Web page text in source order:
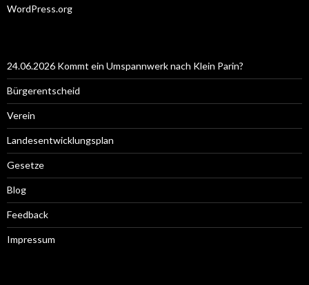
WordPress.org
24.06.2026 Kommt ein Umspannwerk nach Klein Parin?
Bürgerentscheid
Verein
Landesentwicklungsplan
Gesetze
Blog
Feedback
Impressum